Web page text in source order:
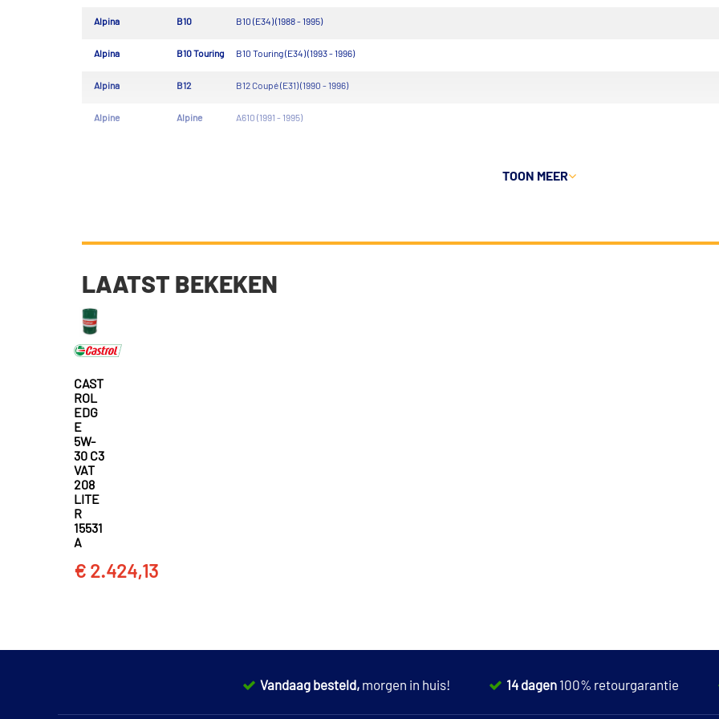
Alpina B10 B10 (E34) (1988 - 1995)
Alpina B10 Touring B10 Touring (E34) (1993 - 1996)
Alpina B12 B12 Coupé (E31) (1990 - 1996)
Alpine Alpine A610 (1991 - 1995)
TOON MEER
LAATST BEKEKEN
CAST
ROL
EDG
E
5W-
30 C3
VAT
208
LITE
R
15531
A
€ 2.424,13
Vandaag besteld, morgen in huis! 14 dagen 100% retourgarantie